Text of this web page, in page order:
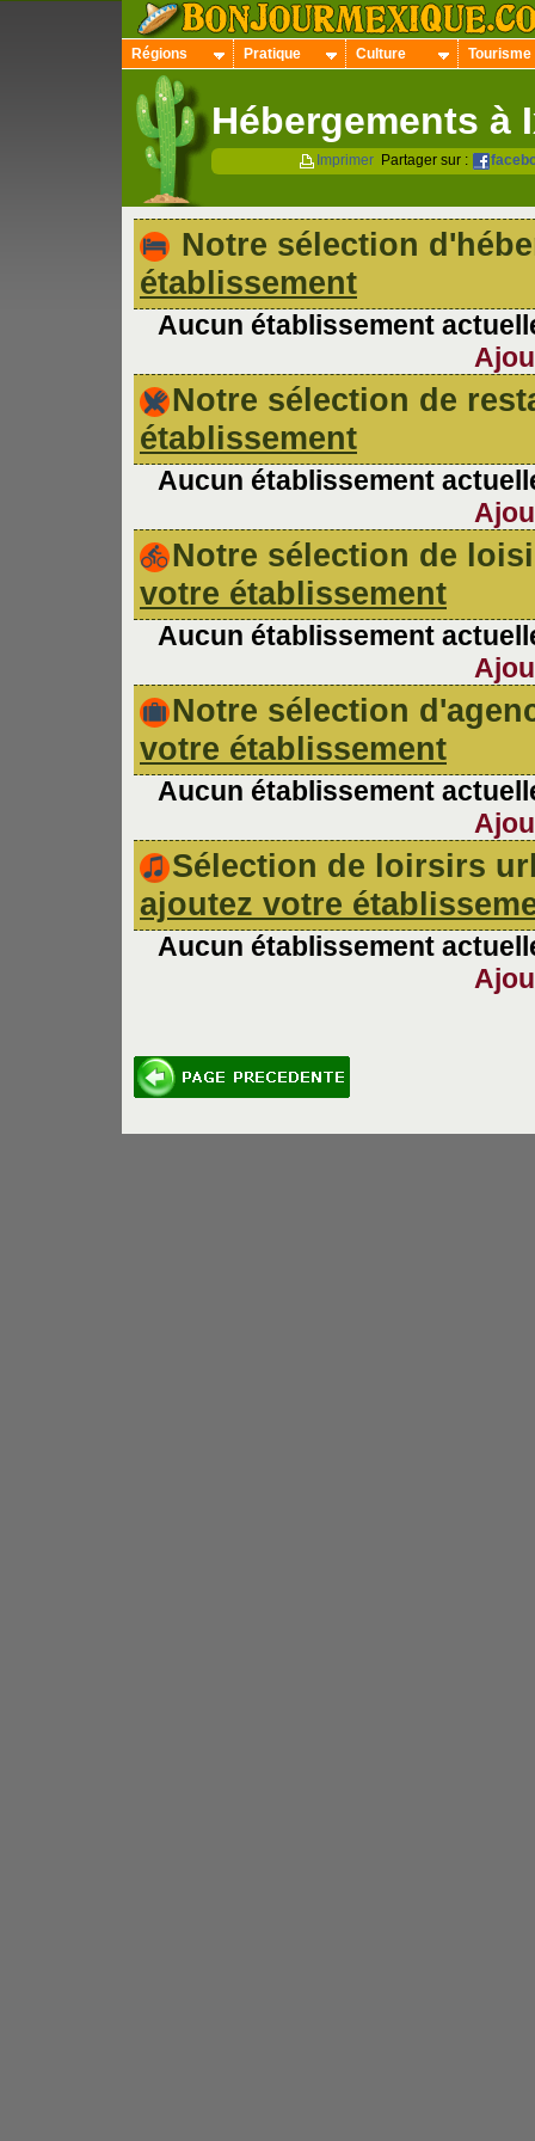
Régions Pratique Culture Tourisme
Hébergements à
Imprimer Partager sur :
Notre sélection
établissement
Aucun établissement
Notre sélection de
établissement
Aucun établissement
Notre sélection de
votre établissement
Aucun établissement
Notre sélection
votre établissement
Aucun établissement
Sélection de loirsirs
ajoutez votre
Aucun établissement